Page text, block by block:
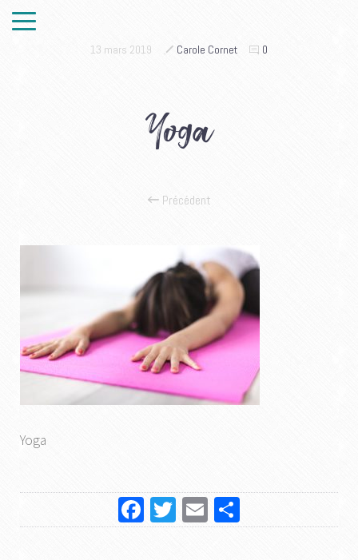
13 mars 2019 Carole Cornet 0
Yoga
Précédent
Yoga
Facebook
Twitter
Email